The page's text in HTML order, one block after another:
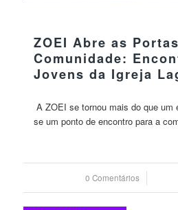
ZOEI Abre as
Comunidade:
Jovens da Igreja
A ZOEI se tornou mais do que um
se um ponto de encontro para a
0 Comentários
/